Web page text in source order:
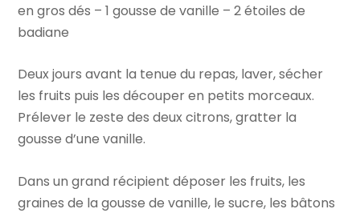
en gros dés – 1 gousse de vanille – 2 étoiles de
badiane
Deux jours avant la tenue du repas, laver, sécher
les fruits puis les découper en petits morceaux.
Prélever le zeste des deux citrons, gratter la
gousse d’une vanille.
Dans un grand récipient déposer les fruits, les
graines de la gousse de vanille, le sucre, les bâtons